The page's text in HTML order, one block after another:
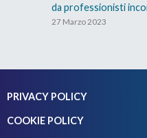
da professionisti
27 Marzo 2023
PRIVACY POLICY
COOKIE POLICY